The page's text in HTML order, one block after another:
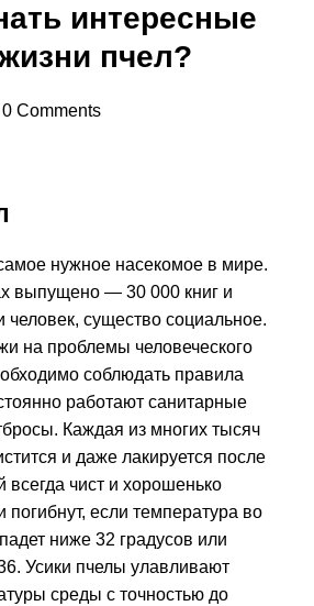
интересные
пчел?
0 Comments
нужное насекомое в мире.
выпущено — 30 000 книг и
человек, существо социальное.
на проблемы человеческого
соблюдать правила
работают санитарные
Каждая из многих тысяч
и даже лакируется после
всегда чист и хорошенько
погибнут, если температура во
ниже 32 градусов или
Усики пчелы улавливают
среды с точностью до